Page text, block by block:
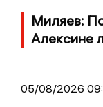
Миляев:
Алексине
05/08/2026